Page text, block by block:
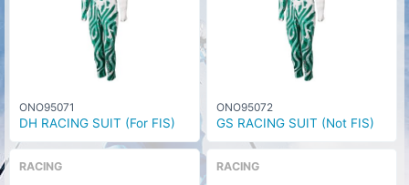
ONO95071
DH RACING SUIT (For FIS)
ONO95072
GS RACING SUIT (Not FIS)
RACING RACING